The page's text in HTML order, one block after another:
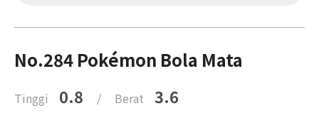
No.284 Pokémon Bola Mata
Tinggi 0.8 / Berat 3.6